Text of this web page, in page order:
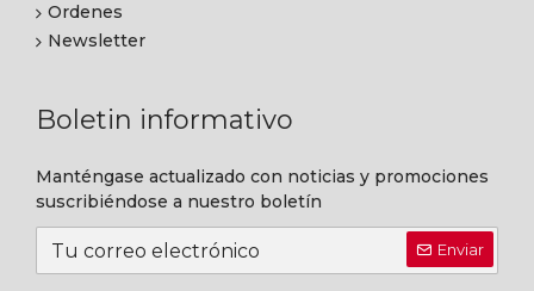
Ordenes
Newsletter
Boletin informativo
Manténgase actualizado con noticias y promociones
suscribiéndose a nuestro boletín
Enviar